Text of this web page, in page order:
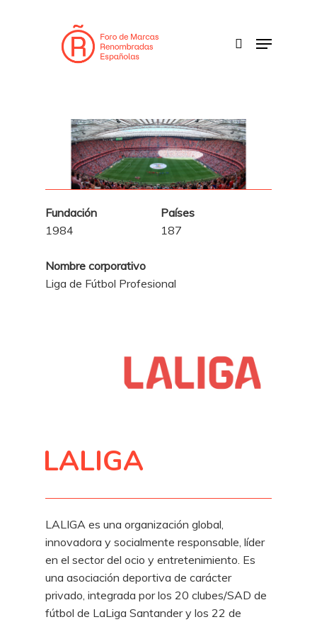
Menu
Fundación
1984
Países
187
Nombre corporativo
Liga de Fútbol Profesional
LALIGA
LALIGA es una organización global,
innovadora y socialmente responsable, líder
en el sector del ocio y entretenimiento. Es
una asociación deportiva de carácter
privado, integrada por los 20 clubes/SAD de
fútbol de LaLiga Santander y los 22 de